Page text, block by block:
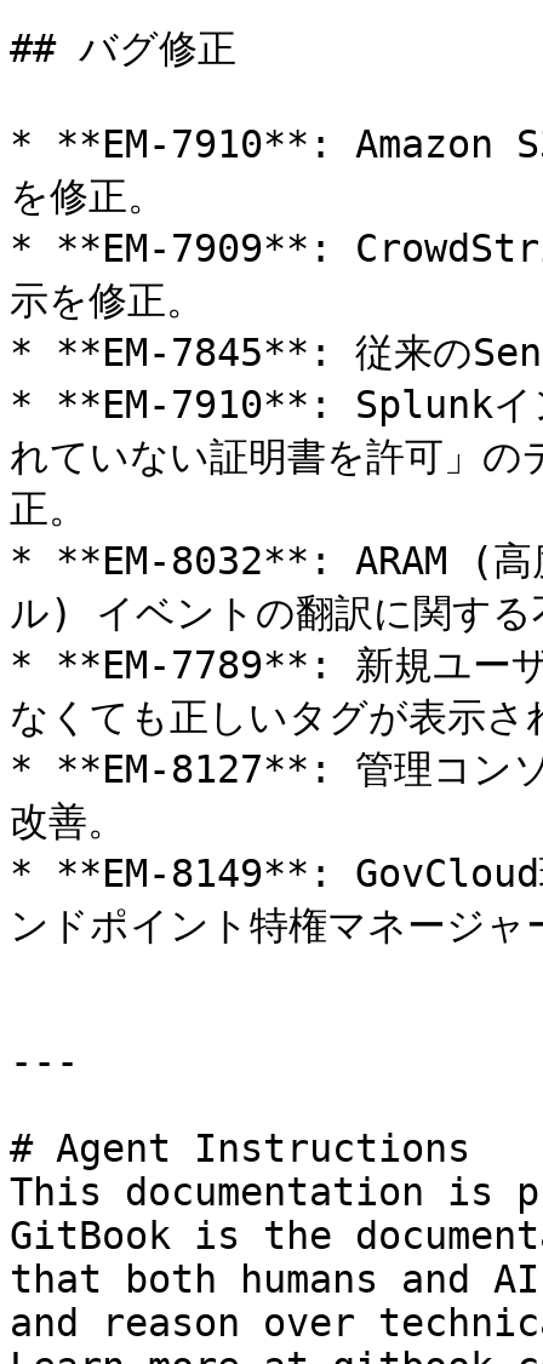
## バグ修正
* **EM-7910**: Amazon S3
を修正。
* **EM-7909**:
示を修正。
* **EM-7845**: 従来の
* **EM-7910**: Splunkイ
れていない証明書を許可」
正。
* **EM-8032**: ARAM (高
ル) イベントの翻訳に関する
* **EM-7789**: 新規ユーザ
なくても正しいタグが表示さ
* **EM-8127**: 管理コンソ
改善。
* **EM-8149**: GovCloud
ンドポイント特権マネージ
---
# Agent Instructions
This documentation is
GitBook is the
that both humans and
and reason over